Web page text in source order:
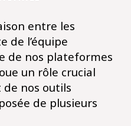
entre les
de l’équipe
de nos plateformes
un rôle crucial
nos outils
de plusieurs